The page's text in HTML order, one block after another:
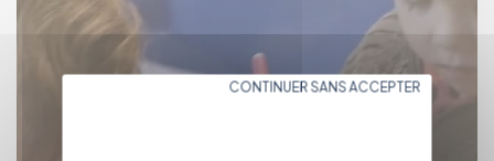
CONTINUER SANS ACCEPTER